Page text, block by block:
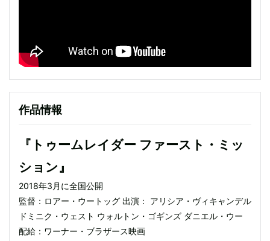
作品情報
『トゥームレイダー ファースト・ミッ
ション』
2018年3月に全国公開
監督：ロアー・ウートッグ 出演： アリシア・ヴィキャンデル
ドミニク・ウェスト ウォルトン・ゴギンズ ダニエル・ウー
配給：ワーナー・ブラザース映画